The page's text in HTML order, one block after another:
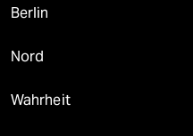
Berlin
Nord
Wahrheit